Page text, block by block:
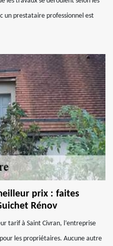
un prestataire professionnel est
prix : faites
Rénov
tarif à Saint Civran, l’entreprise
les propriétaires. Aucune autre